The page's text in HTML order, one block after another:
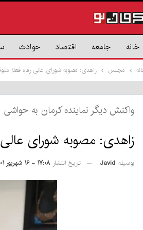
خانه جامعه اقتصاد حوادث
مجلس زاهدی: مصوبه شورای عالی رفاه فعلا
واکنش دیگر نماینده کرمان به
زاهدی: مصوبه شورای
بوسیله Javid تاریخ انتشار ۱۷:۰۸ - ۱۶ شهریور ۱۴۰۱